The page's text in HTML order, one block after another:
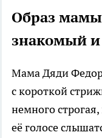
Образ
знакомый
Мама Дяди
с короткой
немного
её голосе